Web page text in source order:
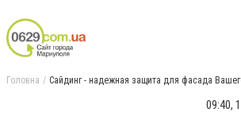
Головна Сайдинг - надежная защита для фасада
09:40,